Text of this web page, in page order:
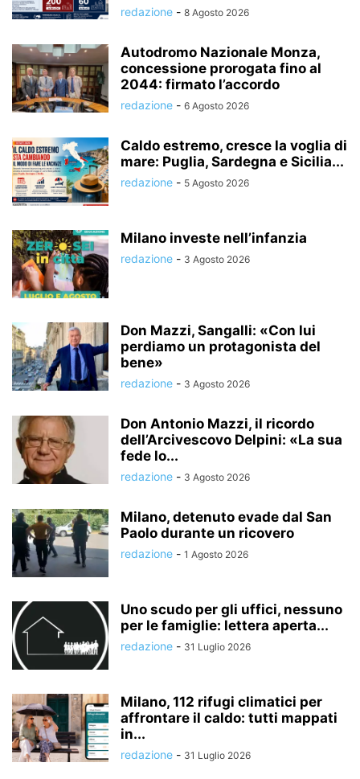
redazione - 8 Agosto 2026
Autodromo Nazionale Monza,
concessione prorogata fino al
2044: firmato l’accordo
redazione - 6 Agosto 2026
Caldo estremo, cresce la voglia di
mare: Puglia, Sardegna e Sicilia...
redazione - 5 Agosto 2026
Milano investe nell’infanzia
redazione - 3 Agosto 2026
Don Mazzi, Sangalli: «Con lui
perdiamo un protagonista del
bene»
redazione - 3 Agosto 2026
Don Antonio Mazzi, il ricordo
dell’Arcivescovo Delpini: «La sua
fede lo...
redazione - 3 Agosto 2026
Milano, detenuto evade dal San
Paolo durante un ricovero
redazione - 1 Agosto 2026
Uno scudo per gli uffici, nessuno
per le famiglie: lettera aperta...
redazione - 31 Luglio 2026
Milano, 112 rifugi climatici per
affrontare il caldo: tutti mappati
in...
redazione - 31 Luglio 2026